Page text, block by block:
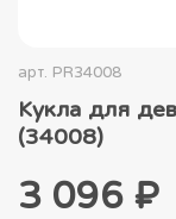
арт. PR34008
Кукла для
(34008)
3 096 ₽